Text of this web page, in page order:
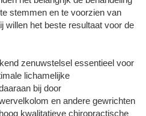
stemmen en te voorzien van
willen het beste resultaat voor de
zenuwstelsel essentieel voor
lichamelijke
bij door
en andere gewrichten
kwalitatieve chiropractische